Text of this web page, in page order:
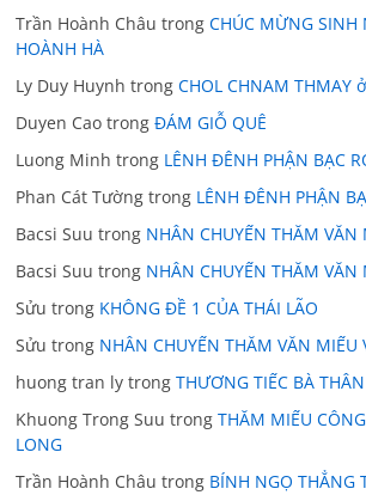
Trần Hoành Châu trongCHÚC MỪNG SINH
HOÀNH HÀ
Ly Duy Huynh trongCHOL CHNAM THMAY
Duyen Cao trongĐÁM GIỖ QUÊ
Luong Minh trong LÊNH ĐÊNH PHẬN BẠC
Phan Cát Tường trong LÊNH ĐÊNH PHẬN
Bacsi Suu trong NHÂN CHUYẾN THĂM VĂN
Bacsi Suu trong NHÂN CHUYẾN THĂM VĂN
Sửu trong KHÔNG ĐỀ 1 CỦA THÁI LÃO
Sửu trong NHÂN CHUYẾN THĂM VĂN MIẾU
huong tran ly trongTHƯƠNG TIẾC BÀ
Khuong Trong Suu trongTHĂM MIẾU
LONG
Trần Hoành Châu trong BÍNH NGỌ THẲNG